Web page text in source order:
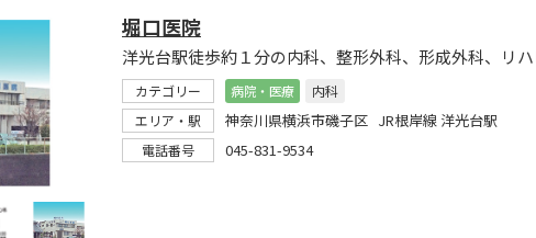
堀口医院
カテゴリー 病院・医療
内科
エリア・駅
神奈川県横浜市磯子区 JR根岸線 洋光台駅
電話番号 045-831-9534